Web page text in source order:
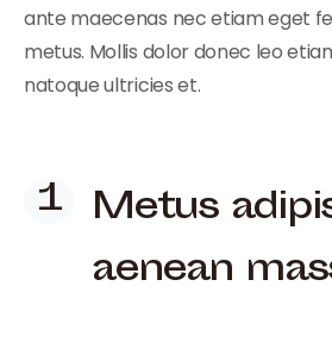
ante maecenas nec etiam eget
metus. Mollis dolor donec leo
natoque ultricies et.
Metus
aenean